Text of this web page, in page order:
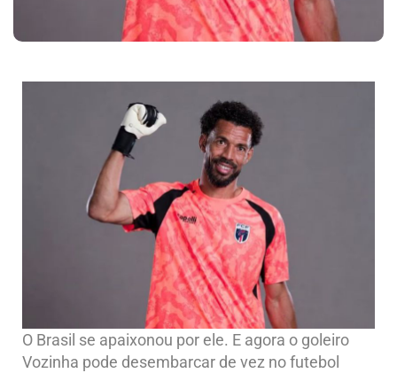
O Brasil se apaixonou por ele. E agora o goleiro
Vozinha pode desembarcar de vez no futebol